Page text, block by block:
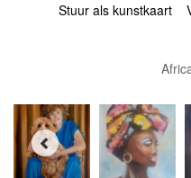
Stuur als kunstkaart